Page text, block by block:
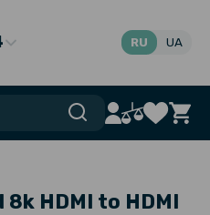
RU UA
HDMI to HDMI